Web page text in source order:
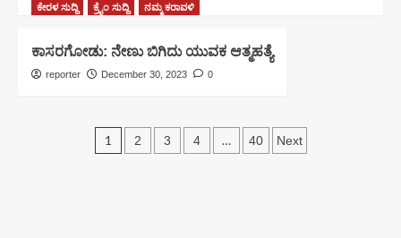
ಕೇರಳ ಸುದ್ದಿ
ಕ್ರೈಂ ಸುದ್ದಿ ನಮ್ಮ ಕರಾವಳಿ
ಕಾಸರಗೋಡು: ನೇಣು ಬಿಗಿದು ಯುವಕ‌ ಆತ್ಮಹತ್ಯೆ
reporter December 30, 2023 0
1 2 3 4 … 40 Next